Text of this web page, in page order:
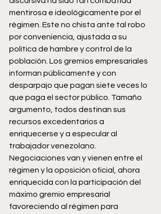
mentirosa e ideológicamente por el
régimen. Este no chista ante tal robo
por conveniencia, ajustada a su
política de hambre y control de la
población. Los gremios empresariales
informan públicamente y con
desparpajo que pagan siete veces lo
que paga el sector público. Tamaño
argumento, todos destinan sus
recursos excedentarios a
enriquecerse y a especular al
trabajador venezolano.
Negociaciones van y vienen entre el
régimen y la oposición oficial, ahora
enriquecida con la participación del
máximo gremio empresarial
favoreciendo al régimen para